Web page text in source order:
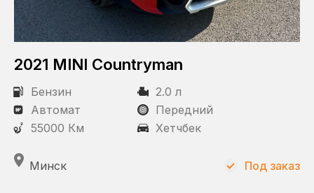
2021 MINI Countryman
Бензин
2.0 л
Автомат
Передний
55000 Км
Хетчбек
Минск Под заказ